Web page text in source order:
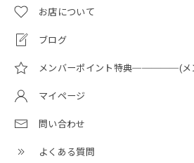
お店について
ブログ
メンバーポイント特典─────(メ
マイページ
問い合わせ
よくある質問